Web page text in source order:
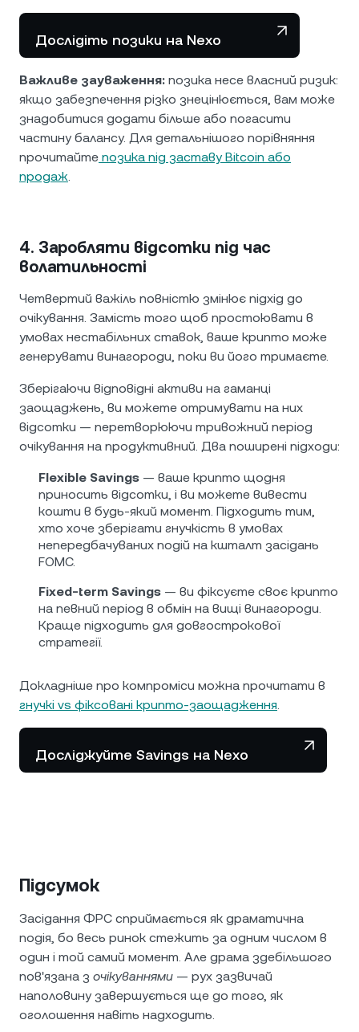
Дослідіть позики на Nexo
Важливе зауваження: позика несе власний ризик:
якщо забезпечення різко знецінюється, вам може
знадобитися додати більше або погасити
частину балансу. Для детальнішого порівняння
прочитайте позика під заставу Bitcoin або
продаж.
4. Заробляти відсотки під час
волатильності
Четвертий важіль повністю змінює підхід до
очікування. Замість того щоб простоювати в
умовах нестабільних ставок, ваше крипто може
генерувати винагороди, поки ви його тримаєте.
Зберігаючи відповідні активи на гаманці
заощаджень, ви можете отримувати на них
відсотки — перетворюючи тривожний період
очікування на продуктивний. Два поширені підходи:
Flexible Savings — ваше крипто щодня
приносить відсотки, і ви можете вивести
кошти в будь-який момент. Підходить тим,
хто хоче зберігати гнучкість в умовах
непередбачуваних подій на кшталт засідань
FOMC.
Fixed-term Savings — ви фіксуєте своє крипто
на певний період в обмін на вищі винагороди.
Краще підходить для довгострокової
стратегії.
Докладніше про компроміси можна прочитати в
гнучкі vs фіксовані крипто-заощадження.
Досліджуйте Savings на Nexo
Підсумок
Засідання ФРС сприймається як драматична
подія, бо весь ринок стежить за одним числом в
один і той самий момент. Але драма здебільшого
пов'язана з очікуваннями — рух зазвичай
наполовину завершується ще до того, як
оголошення навіть надходить.